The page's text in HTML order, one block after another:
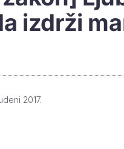
izdrži
2017.